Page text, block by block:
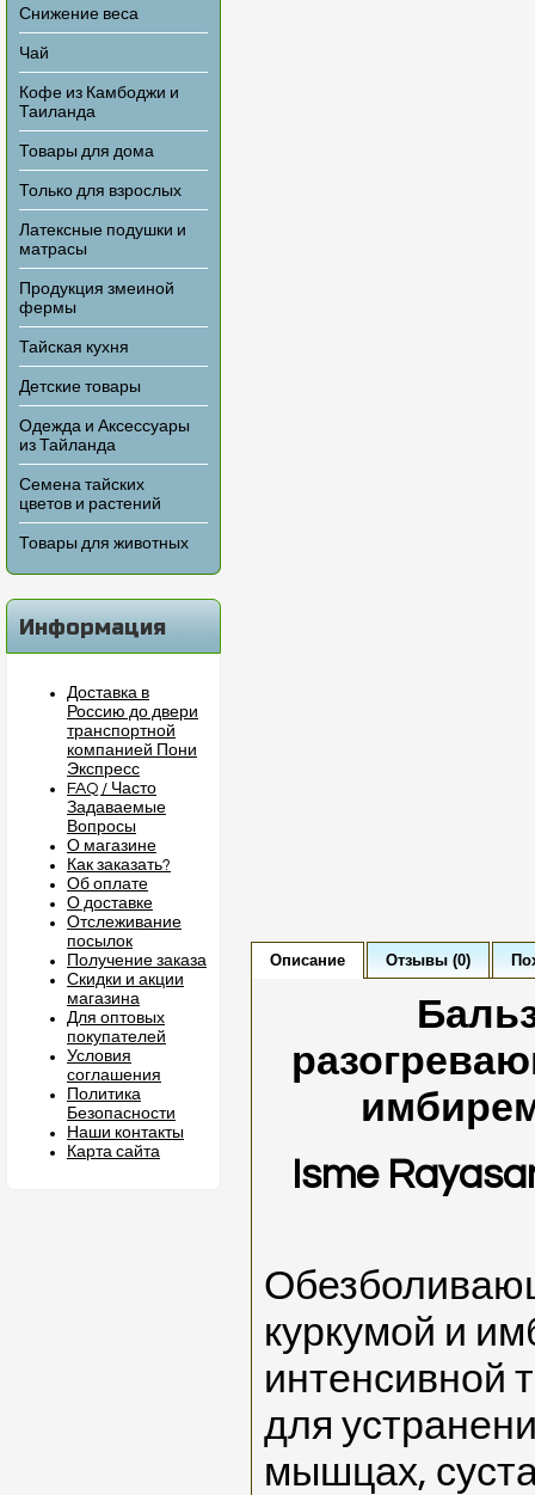
Снижение веса
Чай
Кофе из Камбоджи и
Таиланда
Товары для дома
Только для взрослых
Латексные подушки и
матрасы
Продукция змеиной
фермы
Тайская кухня
Детские товары
Одежда и Аксессуары
из Тайланда
Семена тайских
цветов и растений
Товары для животных
Информация
Доставка в
Россию до двери
транспортной
компанией Пони
Экспресс
FAQ / Часто
Задаваемые
Вопросы
О магазине
Как заказать?
Об оплате
О доставке
Отслеживание
посылок
Получение заказа
Скидки и акции
магазина
Для оптовых
покупателей
Условия
соглашения
Политика
Безопасности
Наши контакты
Карта сайта
Описание Отзывы (0)
Isme
куркумой и
интенсивной
для
мышцах,